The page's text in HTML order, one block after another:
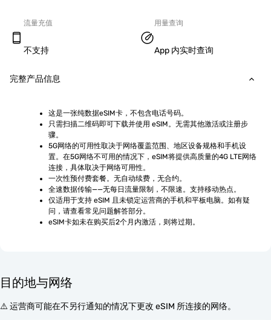
流量充值
不支持
用量查询
App 内实时查询
完整产品信息
这是一张纯数据eSIM卡，不包含电话号码。
只需扫描二维码即可下载并使用 eSIM。无需其他激活或注册步
骤。
5G网络的可用性取决于网络覆盖范围、地区设备规格和手机设
置。在5G网络不可用的情况下，eSIM将提供高质量的4G LTE网络
连接，具体取决于网络可用性。
一次性预付费套餐。无自动续费，无合约。
全速数据传输——无每日流量限制，不限速。支持移动热点。
仅适用于支持 eSIM 且未锁定运营商的手机和平板电脑。如有疑
问，请查看常见问题解答部分。
eSIM卡如未在购买后2个月内激活，则将过期。
目的地与网络
⚠️ 运营商可能在不另行通知的情况下更改 eSIM 所连接的网络。